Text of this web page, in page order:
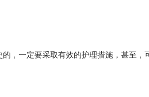
，一定要采取有效的护理措施，甚至，